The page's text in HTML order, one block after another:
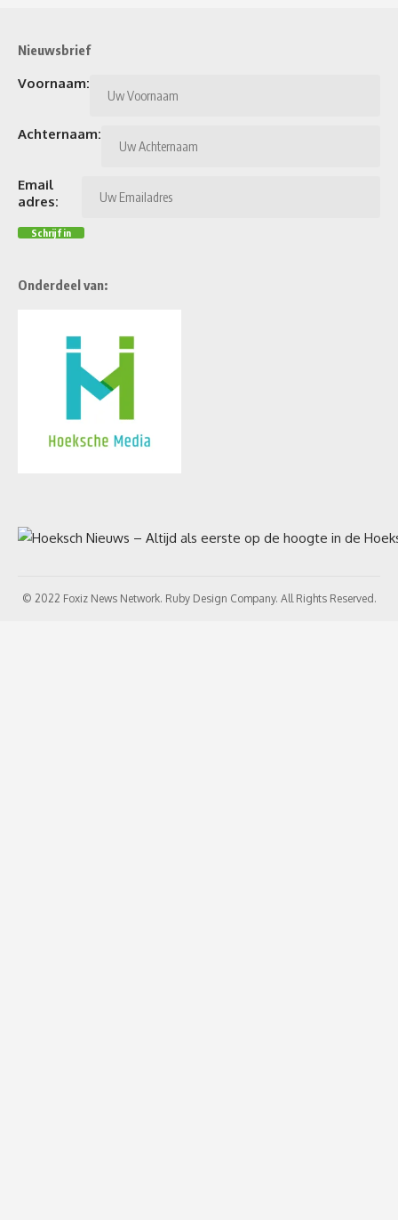
Nieuwsbrief
Voornaam:
Achternaam:
Email
adres:
Onderdeel van:
© 2022 Foxiz News Network. Ruby Design Company. All Rights Reserved.